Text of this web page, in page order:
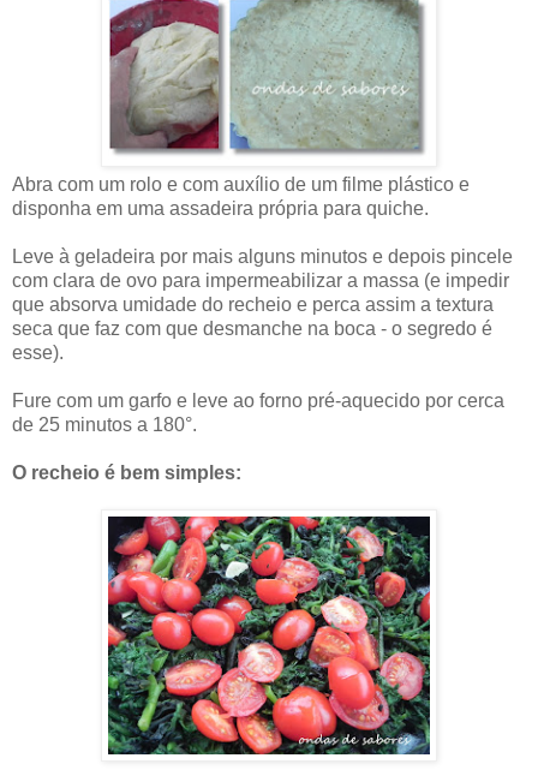
Abra com um rolo e com auxílio de um filme plástico e
disponha em uma assadeira própria para quiche.
Leve à geladeira por mais alguns minutos e depois pincele
com clara de ovo para impermeabilizar a massa (e impedir
que absorva umidade do recheio e perca assim a textura
seca que faz com que desmanche na boca - o segredo é
esse).
Fure com um garfo e leve ao forno pré-aquecido por cerca
de 25 minutos a 180°.
O recheio é bem simples: